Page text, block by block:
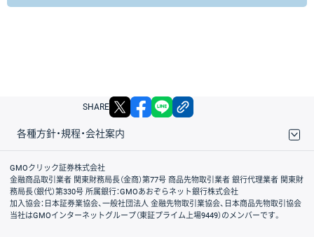
SHARE X facebook
各種方針・規程・会社案内
取引規程・約款
サイトマップ
その他のご案内
個人情報保護方針
最良執行方針
サイトのご利用について
ディスクレイマー
信託保全
リスク説明
会社案内
GMOクリック証券株式会社
金融商品取引業者 関東財務局長（金商）第77号 商品先物取引業者 銀行代理業者 関東財
務局長（銀代）第330号 所属銀行：GMOあおぞらネット銀行株式会社
加入協会：日本証券業協会、一般社団法人 金融先物取引業協会、日本商品先物取引協会
当社はGMOインターネットグループ（東証プライム上場9449）のメンバーです。